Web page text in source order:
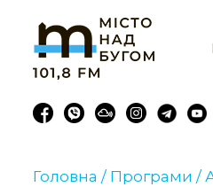
Головна / Програми /